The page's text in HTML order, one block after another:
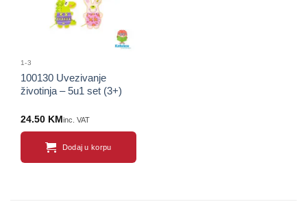
1-3
100130 Uvezivanje
životinja – 5u1 set (3+)
24.50 KM inc. VAT
Dodaj u korpu